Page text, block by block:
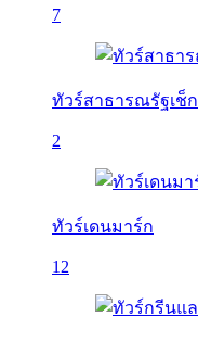
7
ทัวร์สาธารณรัฐเช็ก
2
ทัวร์เดนมาร์ก
12